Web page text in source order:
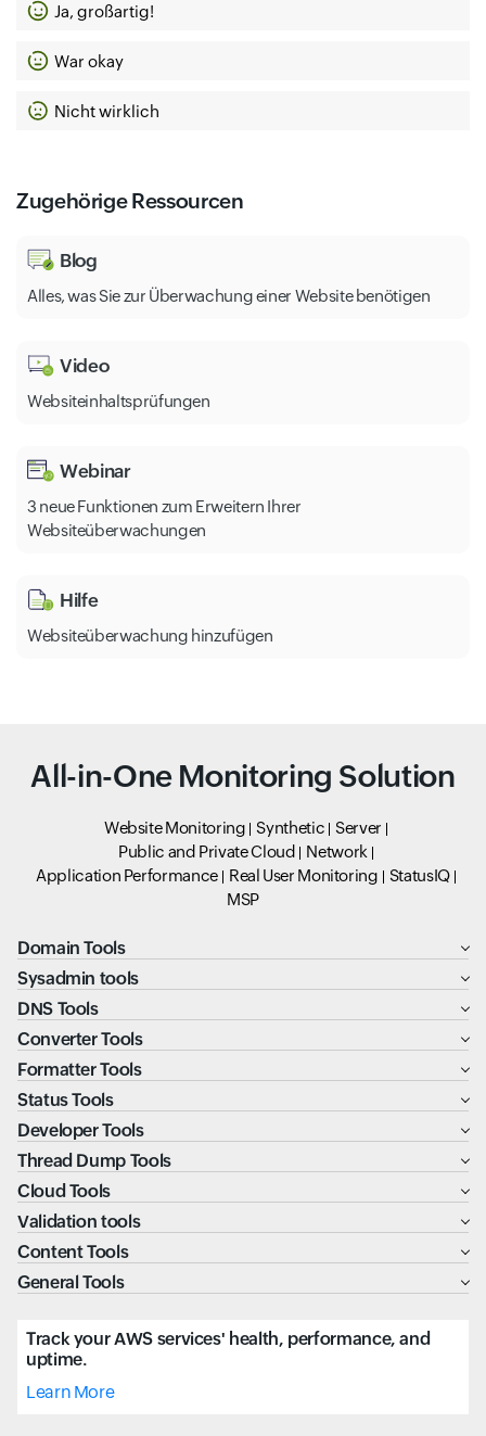
Ja, großartig!
War okay
Nicht wirklich
Zugehörige Ressourcen
Blog
Alles, was Sie zur Überwachung einer Website benötigen
Video
Websiteinhaltsprüfungen
Webinar
3 neue Funktionen zum Erweitern Ihrer
Websiteüberwachungen
Hilfe
Websiteüberwachung hinzufügen
All-in-One Monitoring Solution
Website Monitoring Synthetic
Server
Public and Private Cloud
Network
Application Performance
Real User Monitoring
StatusIQ
MSP
Domain Tools
Sysadmin tools
DNS Tools
Converter Tools
Formatter Tools
Status Tools
Developer Tools
Thread Dump Tools
Cloud Tools
Validation tools
Content Tools
General Tools
Track your AWS services' health, performance, and
uptime.
Learn More